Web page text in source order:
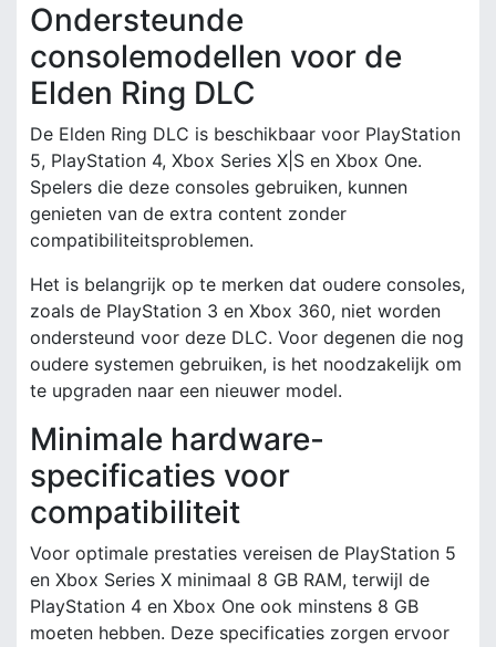
Ondersteunde
consolemodellen voor de
Elden Ring DLC
De Elden Ring DLC is beschikbaar voor PlayStation
5, PlayStation 4, Xbox Series X|S en Xbox One.
Spelers die deze consoles gebruiken, kunnen
genieten van de extra content zonder
compatibiliteitsproblemen.
Het is belangrijk op te merken dat oudere consoles,
zoals de PlayStation 3 en Xbox 360, niet worden
ondersteund voor deze DLC. Voor degenen die nog
oudere systemen gebruiken, is het noodzakelijk om
te upgraden naar een nieuwer model.
Minimale hardware-
specificaties voor
compatibiliteit
Voor optimale prestaties vereisen de PlayStation 5
en Xbox Series X minimaal 8 GB RAM, terwijl de
PlayStation 4 en Xbox One ook minstens 8 GB
moeten hebben. Deze specificaties zorgen ervoor